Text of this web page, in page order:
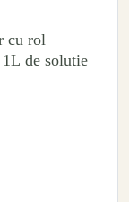
cu rol
de solutie